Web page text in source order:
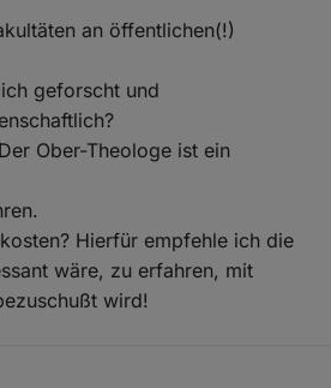
an öffentlichen(!)
geforscht und
Ober-Theologe ist ein
Hierfür empfehle ich die
wäre, zu erfahren, mit
wird!